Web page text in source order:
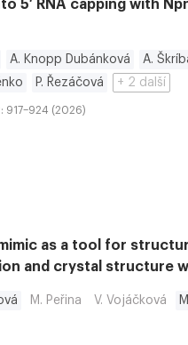
5′ RNA capping with
A. Knopp Dubánková A.
P. Řezáčová + 2 další
: 917–924 (2026)
as a tool for
and crystal structure
M. Peřina V. Vojáčková